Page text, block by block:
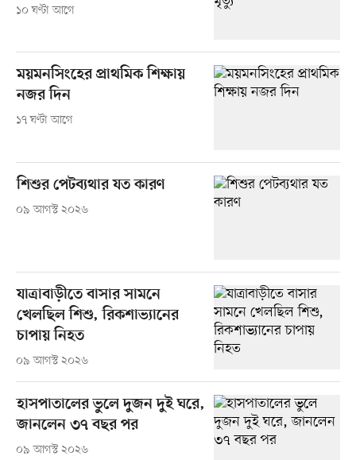
১০ ঘণ্টা আগে
ময়মনসিংহের প্রাথমিক শিক্ষায়
নজর দিন
১৭ ঘণ্টা আগে
শিশুর পেটব্যথার যত কারণ
০৯ আগস্ট ২০২৬
যাত্রাবাড়ীতে বাসার সামনে
খেলছিল শিশু, রিকশাভ্যানের
চাপায় নিহত
০৯ আগস্ট ২০২৬
হাসপাতালের ভুলে দুজন দুই ঘরে,
জানলেন ৩৭ বছর পর
০৯ আগস্ট ২০২৬